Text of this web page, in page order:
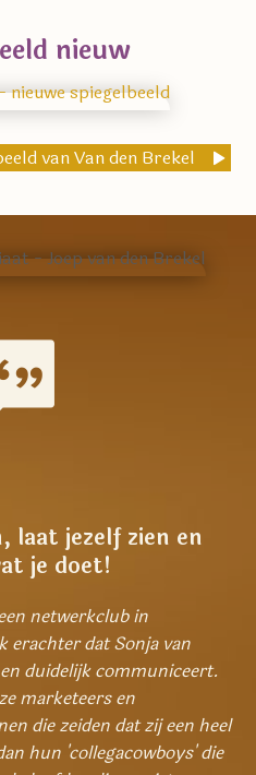
nieuw
van Van den Brekel
laat jezelf zien en
je doet!
netwerkclub in
erachter dat Sonja van
duidelijk communiceert.
marketeers en
die zeiden dat zij een heel
hun 'collegacowboys' die